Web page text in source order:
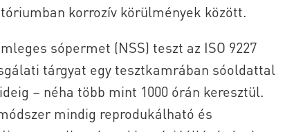
korrozív körülmények között.
sópermet (NSS) teszt az ISO 9227
tárgyat egy tesztkamrában sóoldattal
– néha több mint 1000 órán keresztül.
mindig reprodukálható és